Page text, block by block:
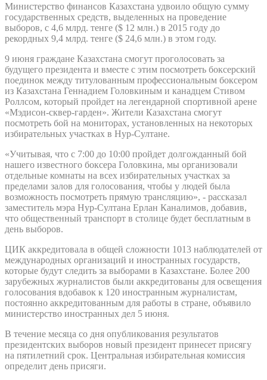
Министерство финансов Казахстана удвоило общую сумму
государственных средств, выделенных на проведение
выборов, с 4,6 млрд. тенге ($ 12 млн.) в 2015 году до
рекордных 9,4 млрд. тенге ($ 24,6 млн.) в этом году.
9 июня граждане Казахстана смогут проголосовать за
будущего президента и вместе с этим посмотреть боксерский
поединок между титулованным профессиональным боксером
из Казахстана Геннадием Головкиным и канадцем Стивом
Роллсом, который пройдет на легендарной спортивной арене
«Мэдисон-сквер-гарден». Жители Казахстана смогут
посмотреть бой на мониторах, установленных на некоторых
избирательных участках в Нур-Султане.
«Учитывая, что с 7:00 до 10:00 пройдет долгожданный бой
нашего известного боксера Головкина, мы организовали
отдельные комнаты на всех избирательных участках за
пределами залов для голосования, чтобы у людей была
возможность посмотреть прямую трансляцию», - рассказал
заместитель мэра Нур-Султана Ерлан Каналимов, добавив,
что общественный транспорт в столице будет бесплатным в
день выборов.
ЦИК аккредитовала в общей сложности 1013 наблюдателей от
международных организаций и иностранных государств,
которые будут следить за выборами в Казахстане. Более 200
зарубежных журналистов были аккредитованы для освещения
голосования вдобавок к 120 иностранным журналистам,
постоянно аккредитованным для работы в стране, объявило
министерство иностранных дел 5 июня.
В течение месяца со дня опубликования результатов
президентских выборов новый президент принесет присягу
на пятилетний срок. Центральная избирательная комиссия
определит день присяги.